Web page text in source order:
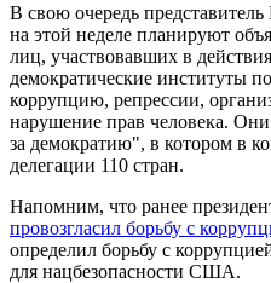
В свою очередь
на этой неделе планируют
лиц, участвовавших в
демократические институты
коррупцию, репрессии,
нарушение прав человека.
за демократию", в котором в
делегации 110 стран.
Напомним, что ранее
провозгласил борьбу с
определил борьбу с
для нацбезопасности США.